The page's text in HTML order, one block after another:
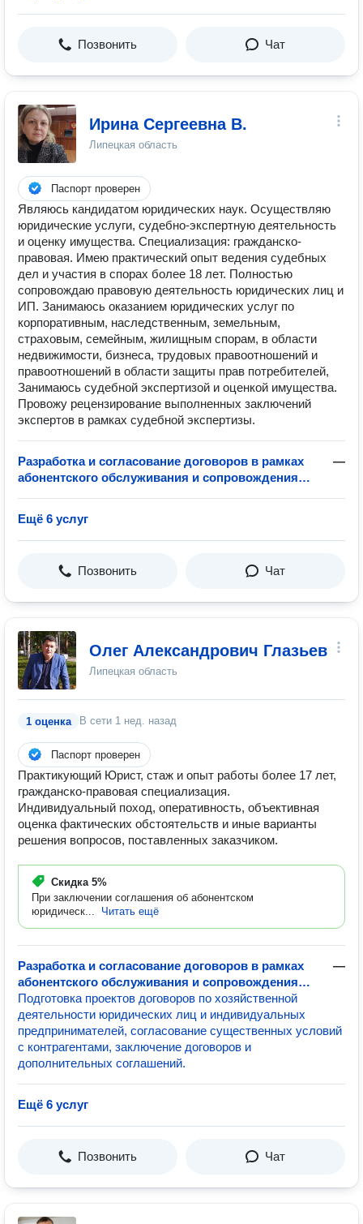
Позвонить Чат
Ирина Сергеевна В.
Липецкая область
Паспорт проверен
Являюсь кандидатом юридических наук. Осуществляю
юридические услуги, судебно-экспертную деятельность
и оценку имущества. Специализация: гражданско-
правовая. Имею практический опыт ведения судебных
дел и участия в спорах более 18 лет. Полностью
сопровождаю правовую деятельность юридических лиц и
ИП. Занимаюсь оказанием юридических услуг по
корпоративным, наследственным, земельным,
страховым, семейным, жилищным спорам, в области
недвижимости, бизнеса, трудовых правоотношений и
правоотношений в области защиты прав потребителей,
Занимаюсь судебной экспертизой и оценкой имущества.
Провожу рецензирование выполненных заключений
экспертов в рамках судебной экспертизы.
Разработка и согласование договоров в рамках
абонентского обслуживания и сопровождения
—
Ещё 6 услуг
Позвонить Чат
Олег Александрович Глазьев
Липецкая область
1 оценка В сети 1 нед. назад
Паспорт проверен
Практикующий Юрист, стаж и опыт работы более 17 лет,
гражданско-правовая специализация.
Индивидуальный поход, оперативность, объективная
оценка фактических обстоятельств и иные варианты
решения вопросов, поставленных заказчиком.
Скидка 5%
При заключении соглашения об абонентском
юридическ...
Читать ещё
Разработка и согласование договоров в рамках
абонентского обслуживания и сопровождения
бизнеса
—
Подготовка проектов договоров по хозяйственной
деятельности юридических лиц и индивидуальных
предпринимателей, согласование существенных условий
с контрагентами, заключение договоров и
дополнительных соглашений.
Ещё 6 услуг
Позвонить Чат